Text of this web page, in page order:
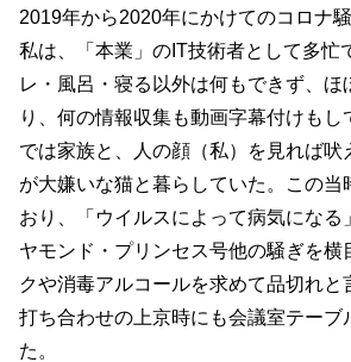
2019年から2020年にかけてのコロナ
私は、「本業」のIT技術者として多忙
レ・風呂・寝る以外は何もできず、ほ
り、何の情報収集も動画字幕付けもし
では家族と、人の顔（私）を見れば吠
が大嫌いな猫と暮らしていた。この当
おり、「ウイルスによって病気になる
ヤモンド・プリンセス号他の騒ぎを横
クや消毒アルコールを求めて品切れと
打ち合わせの上京時にも会議室テーブ
た。